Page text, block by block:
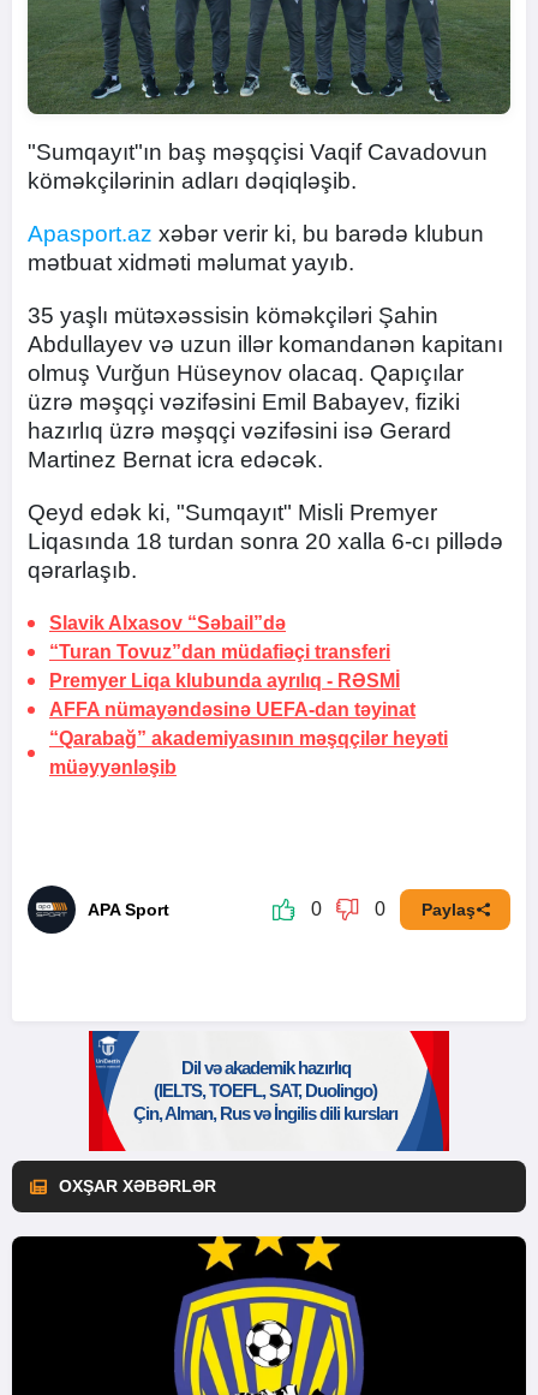
"Sumqayıt"ın baş məşqçisi Vaqif Cavadovun
köməkçilərinin adları dəqiqləşib.
Apasport.az xəbər verir ki, bu barədə klubun
mətbuat xidməti məlumat yayıb.
35 yaşlı mütəxəssisin köməkçiləri Şahin
Abdullayev və uzun illər komandanən kapitanı
olmuş Vurğun Hüseynov olacaq. Qapıçılar
üzrə məşqçi vəzifəsini Emil Babayev, fiziki
hazırlıq üzrə məşqçi vəzifəsini isə Gerard
Martinez Bernat icra edəcək.
Qeyd edək ki, "Sumqayıt" Misli Premyer
Liqasında 18 turdan sonra 20 xalla 6-cı pillədə
qərarlaşıb.
Slavik Alxasov “Səbail”də
“Turan Tovuz”dan müdafiəçi transferi
Premyer Liqa klubunda ayrılıq - RƏSMİ
AFFA nümayəndəsinə UEFA-dan təyinat
“Qarabağ” akademiyasının məşqçilər heyəti
müəyyənləşib
APA Sport 0 0 Paylaş
OXŞAR XƏBƏRLƏR